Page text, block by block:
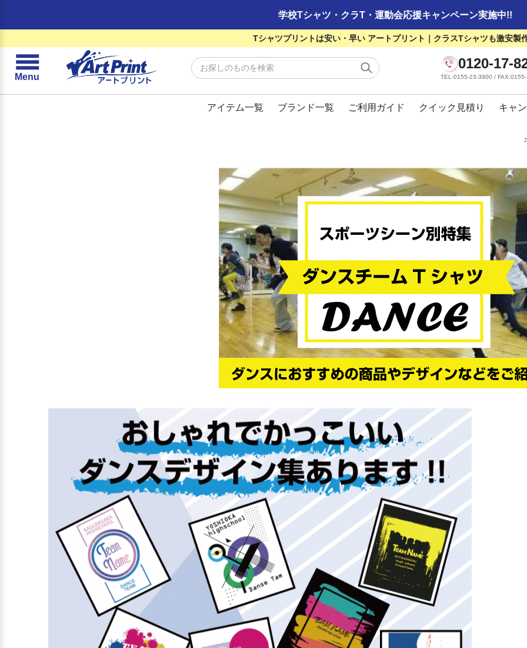
学校Tシャツ・クラT・運動会応援キャンペーン実施中!!
Tシャツプリントは安い・早い アートプリント｜クラスTシャツも激安製
☰
Menu
0120-17-
TEL:0155-23-3900 /
アイテム一覧 ブランド一覧 ご利用ガイド クイック見積り キャ